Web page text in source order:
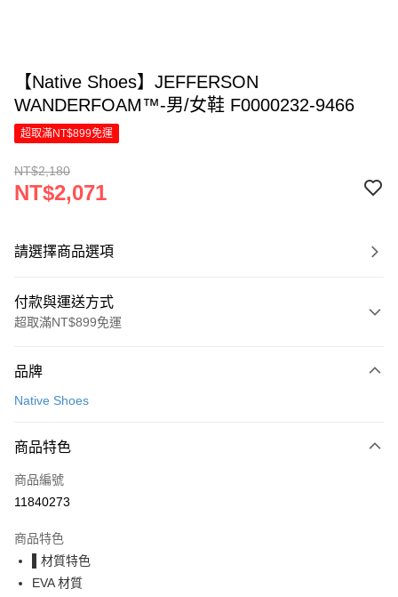
【Native Shoes】JEFFERSON
WANDERFOAM™-男/女鞋 F0000232-9466
超取滿NT$899免運
NT$2,180
NT$2,071
請選擇商品選項
付款與運送方式
超取滿NT$899免運
信用卡一次付款
Apple Pay
街口支付
Google Pay
全盈+PAY
品牌
Native Shoes
商品特色
商品編號
11840273
商品特色
▌材質特色
EVA 材質